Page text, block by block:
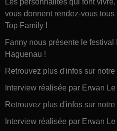
vous donnent rendez-vous
Top Family !
Fanny nous présente le festival
Haguenau !
Retrouvez plus d'infos sur
Interview réalisée par Erwan
Retrouvez plus d'infos sur
Interview réalisée par Erwan